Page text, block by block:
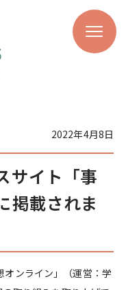
2022年4月8日
サイト「事
掲載されま
オンライン」（運営：学